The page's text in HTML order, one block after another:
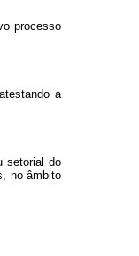
processo
a
setorial do
no âmbito